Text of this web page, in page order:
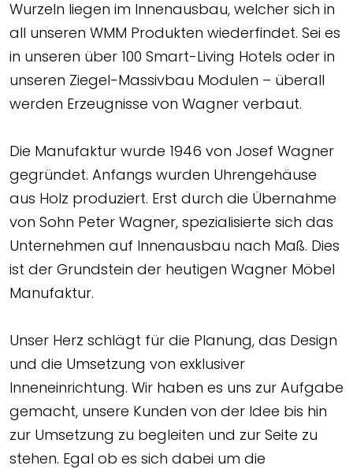
Wurzeln liegen im Innenausbau, welcher sich in
all unseren WMM Produkten wiederfindet. Sei es
in unseren über 100 Smart-Living Hotels oder in
unseren Ziegel-Massivbau Modulen – überall
werden Erzeugnisse von Wagner verbaut.
Die Manufaktur wurde 1946 von Josef Wagner
gegründet. Anfangs wurden Uhrengehäuse
aus Holz produziert. Erst durch die Übernahme
von Sohn Peter Wagner, spezialisierte sich das
Unternehmen auf Innenausbau nach Maß. Dies
ist der Grundstein der heutigen Wagner Möbel
Manufaktur.
Unser Herz schlägt für die Planung, das Design
und die Umsetzung von exklusiver
Inneneinrichtung. Wir haben es uns zur Aufgabe
gemacht, unsere Kunden von der Idee bis hin
zur Umsetzung zu begleiten und zur Seite zu
stehen. Egal ob es sich dabei um die